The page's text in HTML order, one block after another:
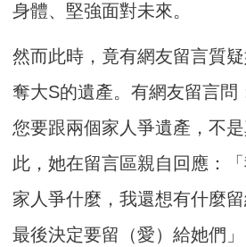
身體、堅強面對未來。
然而此時，竟有網友留言質
奪大S的遺產。有網友留言問
您要跟兩個家人爭遺產，不
此，她在留言區親自回應：
家人爭什麼，我還想有什麼留
最後決定要留（愛）給她們」